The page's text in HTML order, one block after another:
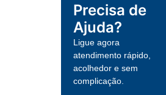
Precisa de
Ajuda?
Ligue agora
atendimento rápido,
acolhedor e sem
complicação.